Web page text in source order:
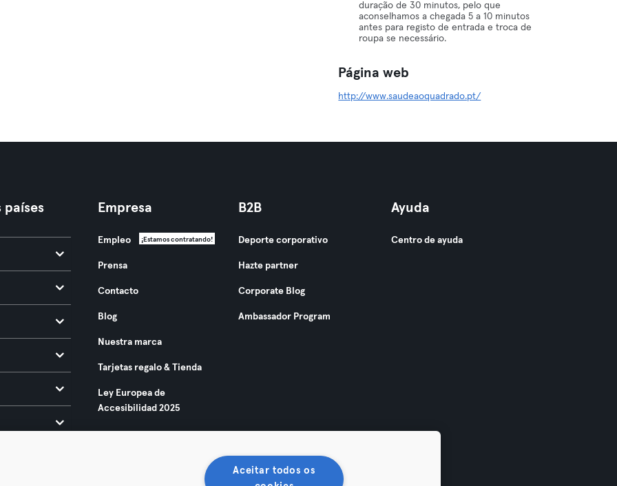
duração de 30 minutos, pelo que
aconselhamos a chegada 5 a 10 minutos
antes para registo de entrada e troca de
roupa se necessário.
Página web
http://www.saudeaoquadrado.pt/
países Empresa
Empleo ¡Estamos contratando!
Prensa
Contacto
Blog
Nuestra marca
Tarjetas regalo & Tienda
Ley Europea de
Accesibilidad 2025
B2B
Deporte corporativo
Hazte partner
Corporate Blog
Ambassador Program
Ayuda
Centro de ayuda
Aceitar todos os